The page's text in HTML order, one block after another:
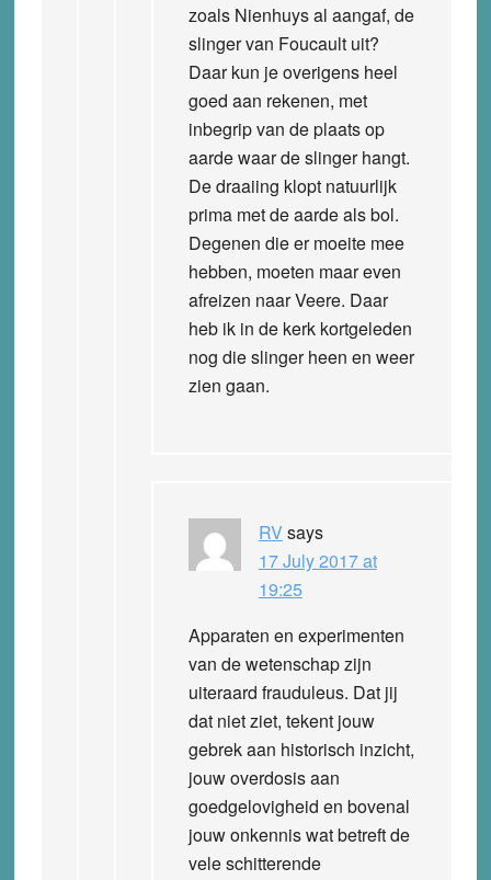
zoals Nienhuys al aangaf, de
slinger van Foucault uit?
Daar kun je overigens heel
goed aan rekenen, met
inbegrip van de plaats op
aarde waar de slinger hangt.
De draaiing klopt natuurlijk
prima met de aarde als bol.
Degenen die er moeite mee
hebben, moeten maar even
afreizen naar Veere. Daar
heb ik in de kerk kortgeleden
nog die slinger heen en weer
zien gaan.
RV says
17 July 2017 at
19:25
Apparaten en experimenten
van de wetenschap zijn
uiteraard frauduleus. Dat jij
dat niet ziet, tekent jouw
gebrek aan historisch inzicht,
jouw overdosis aan
goedgelovigheid en bovenal
jouw onkennis wat betreft de
vele schitterende